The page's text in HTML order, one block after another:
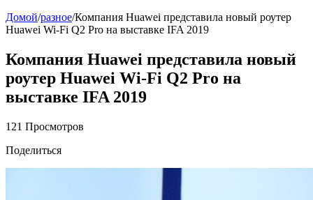
Домой/разное/Компания Huawei представила новый роутер
Huawei Wi-Fi Q2 Pro на выставке IFA 2019
Компания Huawei представила новый
роутер Huawei Wi-Fi Q2 Pro на
выставке IFA 2019
121 Просмотров
Поделиться